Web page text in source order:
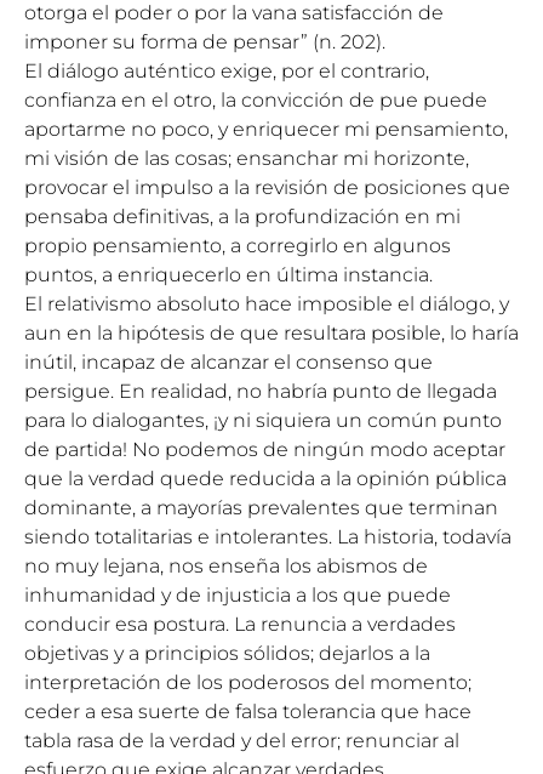
otorga el poder o por la vana satisfacción de
imponer su forma de pensar” (n. 202).
El diálogo auténtico exige, por el contrario,
confianza en el otro, la convicción de pue puede
aportarme no poco, y enriquecer mi pensamiento,
mi visión de las cosas; ensanchar mi horizonte,
provocar el impulso a la revisión de posiciones que
pensaba definitivas, a la profundización en mi
propio pensamiento, a corregirlo en algunos
puntos, a enriquecerlo en última instancia.
El relativismo absoluto hace imposible el diálogo, y
aun en la hipótesis de que resultara posible, lo haría
inútil, incapaz de alcanzar el consenso que
persigue. En realidad, no habría punto de llegada
para lo dialogantes, ¡y ni siquiera un común punto
de partida! No podemos de ningún modo aceptar
que la verdad quede reducida a la opinión pública
dominante, a mayorías prevalentes que terminan
siendo totalitarias e intolerantes. La historia, todavía
no muy lejana, nos enseña los abismos de
inhumanidad y de injusticia a los que puede
conducir esa postura. La renuncia a verdades
objetivas y a principios sólidos; dejarlos a la
interpretación de los poderosos del momento;
ceder a esa suerte de falsa tolerancia que hace
tabla rasa de la verdad y del error; renunciar al